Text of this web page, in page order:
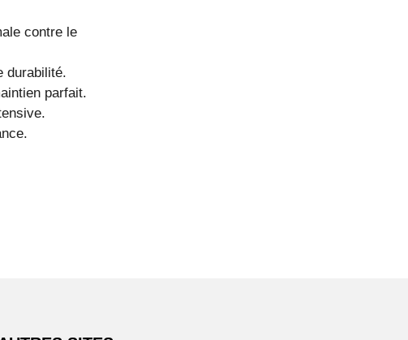
contre le
durabilité.
parfait.